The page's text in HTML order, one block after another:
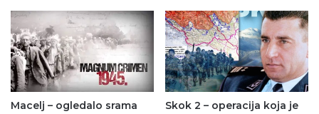
Macelj – ogledalo srama
Skok 2 – operacija koja je